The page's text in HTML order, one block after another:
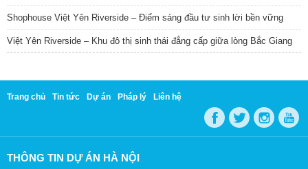
Shophouse Việt Yên Riverside – Điểm sáng đầu tư sinh lời bền vững
Việt Yên Riverside – Khu đô thị sinh thái đẳng cấp giữa lòng Bắc Giang
Trang chủ Tin tức Dự án Pháp lý Liên hệ
THÔNG TIN DỰ ÁN HÀ NỘI